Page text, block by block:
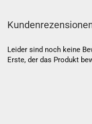
Leider sind noch keine
Erste, der das Produkt